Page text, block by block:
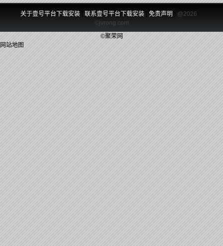
关于壹号平台下载安装 联系壹号平台下载安装| 免责声明
@2026
©jvrong.com
©聚荣网
网站地图